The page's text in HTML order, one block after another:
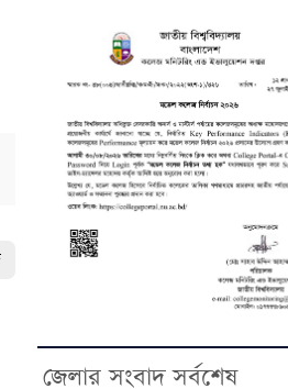
জেলার সংবাদ সর্বশেষ